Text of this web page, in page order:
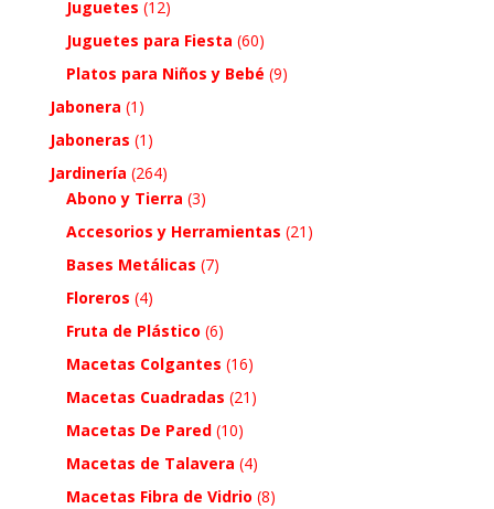
Juguetes (12)
Juguetes para Fiesta (60)
Platos para Niños y Bebé (9)
Jabonera (1)
Jaboneras (1)
Jardinería (264)
Abono y Tierra (3)
Accesorios y Herramientas (21)
Bases Metálicas (7)
Floreros (4)
Fruta de Plástico (6)
Macetas Colgantes (16)
Macetas Cuadradas (21)
Macetas De Pared (10)
Macetas de Talavera (4)
Macetas Fibra de Vidrio (8)